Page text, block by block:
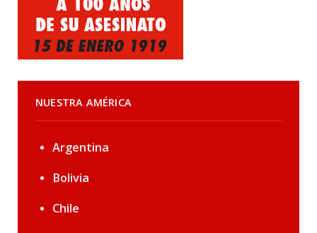
NUESTRA AMÉRICA
Argentina
Bolivia
Chile